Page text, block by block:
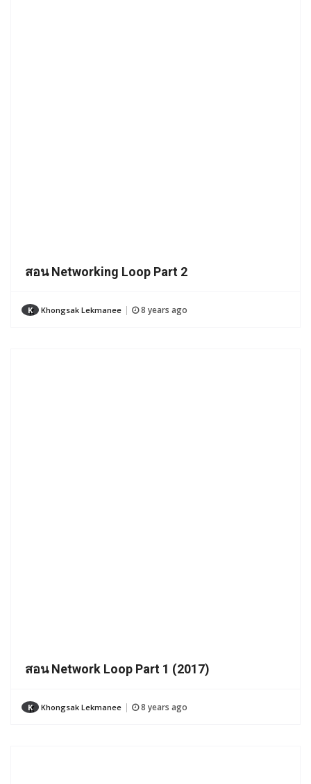
สอน Networking Loop Part 2
K Khongsak Lekmanee 8 years ago
สอน Network Loop Part 1 (2017)
K Khongsak Lekmanee 8 years ago